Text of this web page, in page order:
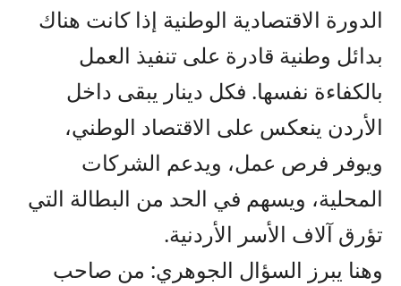
الدورة الاقتصادية الوطنية إذا كانت هناك
بدائل وطنية قادرة على تنفيذ العمل
بالكفاءة نفسها. فكل دينار يبقى داخل
الأردن ينعكس على الاقتصاد الوطني،
ويوفر فرص عمل، ويدعم الشركات
المحلية، ويسهم في الحد من البطالة التي
تؤرق آلاف الأسر الأردنية.
وهنا يبرز السؤال الجوهري: من صاحب